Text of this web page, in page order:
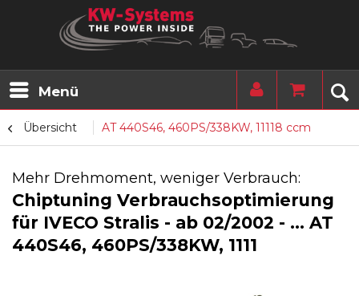
Menü
Übersicht AT 440S46, 460PS/338KW, 11118 ccm
Mehr Drehmoment, weniger Verbrauch:
Chiptuning Verbrauchsoptimierung
für IVECO Stralis - ab 02/2002 - ... AT
440S46, 460PS/338KW, 1111